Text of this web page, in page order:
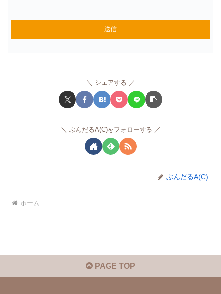
シェアする
ぶんだるA(C)をフォローする
ぶんだるA(C)
ホーム
PAGE TOP